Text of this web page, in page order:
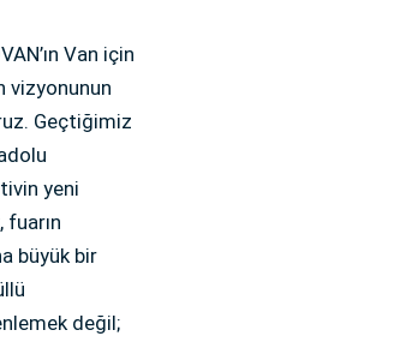
Van için
vizyonunun
Geçtiğimiz
yeni
büyük bir
değil;